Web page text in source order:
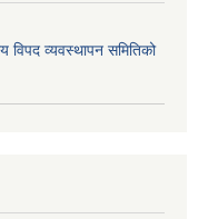
विपद व्यवस्थापन समितिको